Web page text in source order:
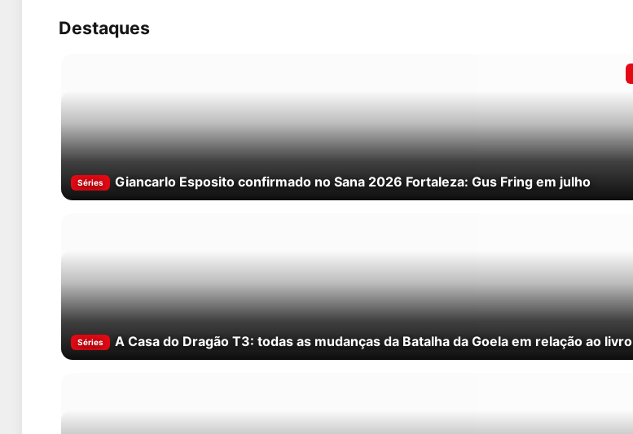
Destaques
Séries Giancarlo Esposito confirmado no Sana 2026 Fortaleza: Gus Fring em julho
Séries A Casa do Dragão T3: todas as mudanças da Batalha da Goela em relação ao livro